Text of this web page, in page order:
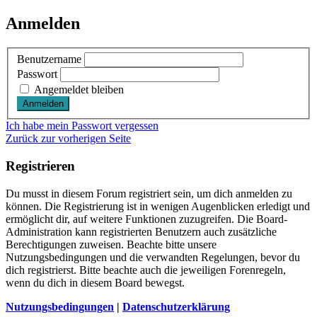
Anmelden
Benutzername
Passwort
Angemeldet bleiben
Ich habe mein Passwort vergessen
Zurück zur vorherigen Seite
Registrieren
Du musst in diesem Forum registriert sein, um dich anmelden zu
können. Die Registrierung ist in wenigen Augenblicken erledigt und
ermöglicht dir, auf weitere Funktionen zuzugreifen. Die Board-
Administration kann registrierten Benutzern auch zusätzliche
Berechtigungen zuweisen. Beachte bitte unsere
Nutzungsbedingungen und die verwandten Regelungen, bevor du
dich registrierst. Bitte beachte auch die jeweiligen Forenregeln,
wenn du dich in diesem Board bewegst.
Nutzungsbedingungen | Datenschutzerklärung